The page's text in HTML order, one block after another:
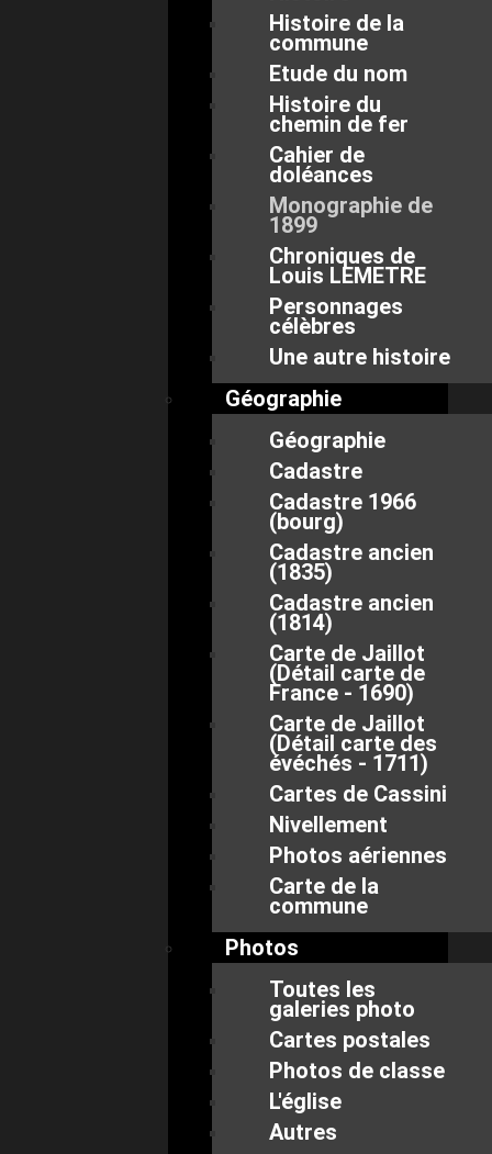
Histoire de la
commune
Etude du nom
Histoire du
chemin de fer
Cahier de
doléances
Monographie de
1899
Chroniques de
Louis LEMETRE
Personnages
célèbres
Une autre histoire
Géographie
Géographie
Cadastre
Cadastre 1966
(bourg)
Cadastre ancien
(1835)
Cadastre ancien
(1814)
Carte de Jaillot
(Détail carte de
France - 1690)
Carte de Jaillot
(Détail carte des
évéchés - 1711)
Cartes de Cassini
Nivellement
Photos aériennes
Carte de la
commune
Photos
Toutes les
galeries photo
Cartes postales
Photos de classe
L'église
Autres